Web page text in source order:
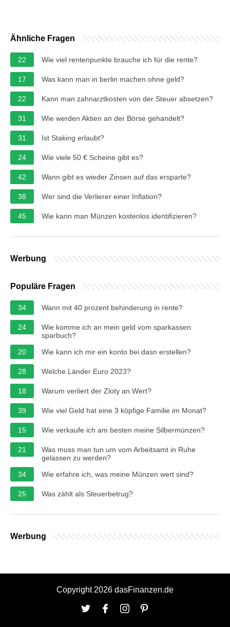
Ähnliche Fragen
22 Wie viel rentenpunkte brauche ich für die rente?
17 Was kann man in berlin machen ohne geld?
22 Kann man zahnarztkosten von der Steuer absetzen?
31 Wie werden Aktien an der Börse gehandelt?
31 Ist Staking erlaubt?
24 Wie viele 50 € Scheine gibt es?
42 Wann gibt es wieder Zinsen auf das ersparte?
38 Wer sind die Verlierer einer Inflation?
45 Wie kann man Münzen kostenlos identifizieren?
Werbung
Populäre Fragen
34 Wann mit 40 prozent behinderung in rente?
24
Wie komme ich an mein geld vom sparkassen
sparbuch?
20
Wie kann ich mir ein konto bei dasn erstellen?
28 Welche Länder Euro 2023?
18 Warum verliert der Zloty an Wert?
39 Wie viel Geld hat eine 3 köpfige Familie im Monat?
15 Wie verkaufe ich am besten meine Silbermünzen?
21
Was muss man tun um vom Arbeitsamt in Ruhe
gelassen zu werden?
34
Wie erfahre ich, was meine Münzen wert sind?
25 Was zählt als Steuerbetrug?
Werbung
Copyright 2026 dasFinanzen.de